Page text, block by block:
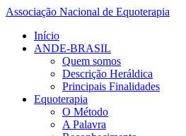
Associação Nacional de Equoterapia
Início
ANDE-BRASIL
Quem somos
Descrição Heráldica
Principais Finalidades
Equoterapia
O Método
A Palavra